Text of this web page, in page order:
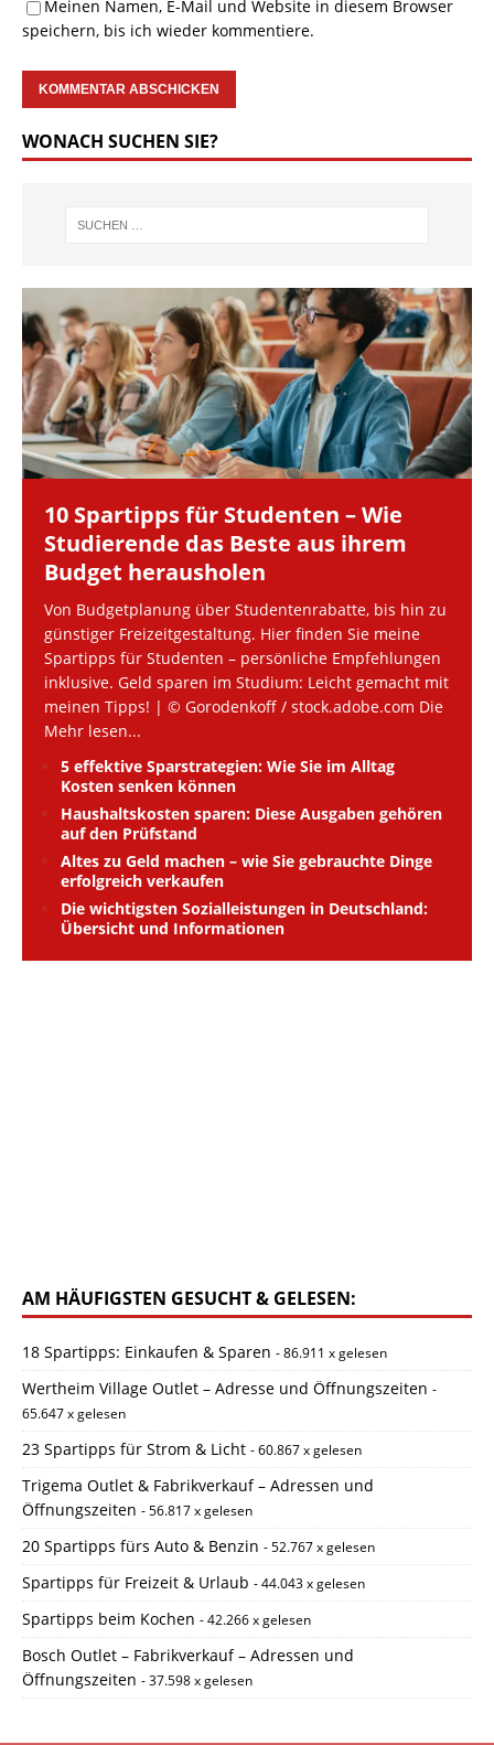
Meinen Namen, E-Mail und Website in diesem Browser
speichern, bis ich wieder kommentiere.
WONACH SUCHEN SIE?
10 Spartipps für Studenten – Wie
Studierende das Beste aus ihrem
Budget herausholen
Von Budgetplanung über Studentenrabatte, bis hin zu
günstiger Freizeitgestaltung. Hier finden Sie meine
Spartipps für Studenten – persönliche Empfehlungen
inklusive. Geld sparen im Studium: Leicht gemacht mit
meinen Tipps! | © Gorodenkoff / stock.adobe.com Die
Mehr lesen...
5 effektive Sparstrategien: Wie Sie im Alltag
Kosten senken können
Haushaltskosten sparen: Diese Ausgaben gehören
auf den Prüfstand
Altes zu Geld machen – wie Sie gebrauchte Dinge
erfolgreich verkaufen
Die wichtigsten Sozialleistungen in Deutschland:
Übersicht und Informationen
AM HÄUFIGSTEN GESUCHT & GELESEN:
18 Spartipps: Einkaufen & Sparen - 86.911 x gelesen
Wertheim Village Outlet – Adresse und Öffnungszeiten -
65.647 x gelesen
23 Spartipps für Strom & Licht - 60.867 x gelesen
Trigema Outlet & Fabrikverkauf – Adressen und
Öffnungszeiten - 56.817 x gelesen
20 Spartipps fürs Auto & Benzin - 52.767 x gelesen
Spartipps für Freizeit & Urlaub - 44.043 x gelesen
Spartipps beim Kochen - 42.266 x gelesen
Bosch Outlet – Fabrikverkauf – Adressen und
Öffnungszeiten - 37.598 x gelesen